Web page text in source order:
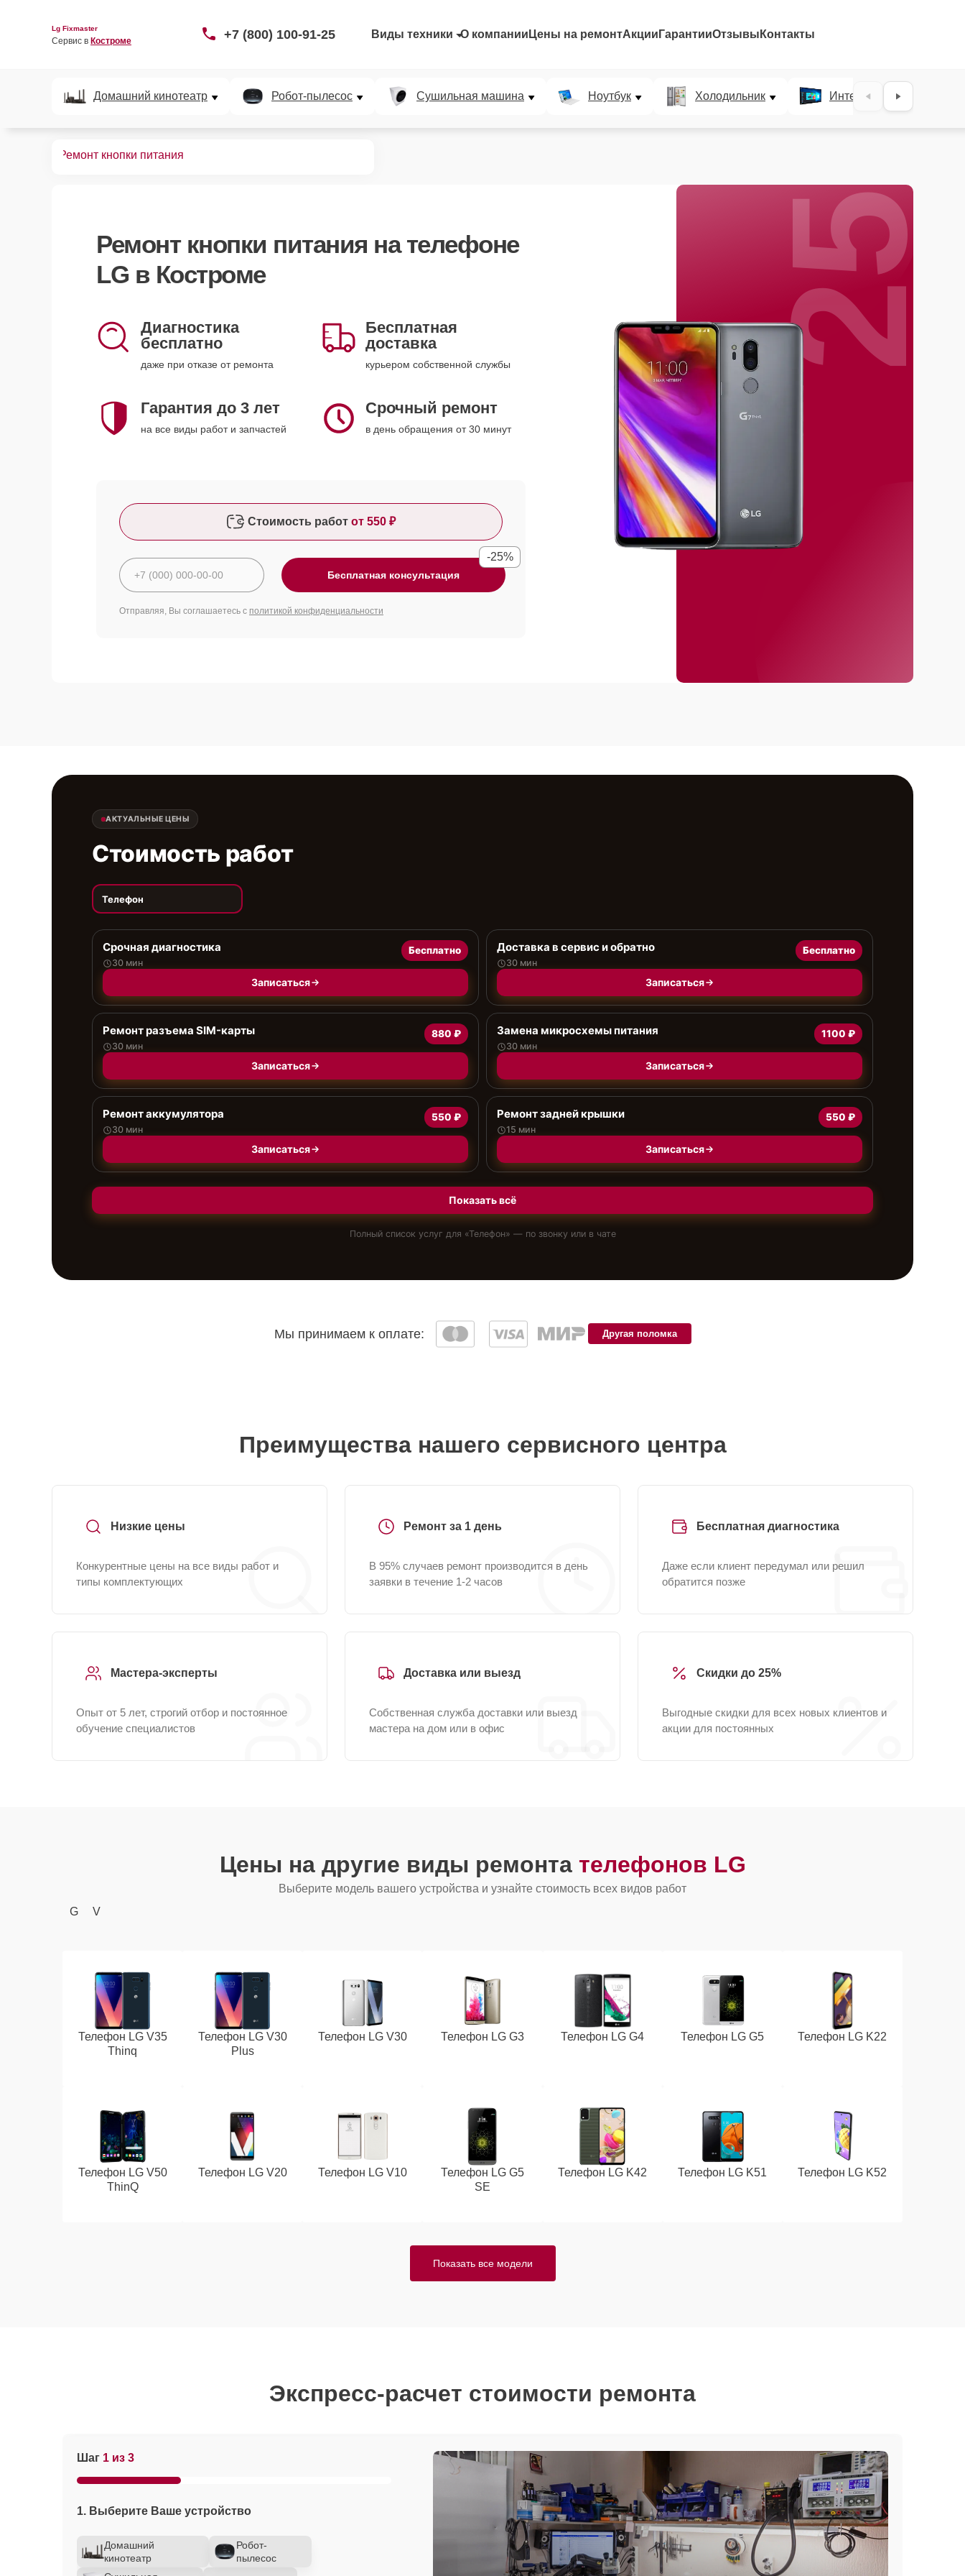
Lg Fixmaster
Сервис в Костроме +7 (800) 100-91-25 Виды техники О компании Цены на ремонтАкции ГарантииОтзывы Контакты
Домашний кинотеатр Робот-пылесос Сушильная машина Ноутбук Холодильник Интерактивные панели
Ремонт кнопки питания
Ремонт кнопки питания на телефоне
LG в Костроме
Диагностика
бесплатно
даже при отказе от ремонта
Бесплатная
доставка
курьером собственной службы
Гарантия до 3 лет
на все виды работ и запчастей
Срочный ремонт
в день обращения от 30 минут
Стоимость работ от 550 ₽
Бесплатная консультация
-25%
Отправляя, Вы соглашаетесь с политикой конфиденциальности
25%
АКТУАЛЬНЫЕ ЦЕНЫ
Стоимость работ
Телефон
Срочная диагностика
30 мин
Бесплатно
Записаться
Доставка в сервис и обратно
30 мин
Бесплатно
Записаться
Ремонт разъема SIM-карты
30 мин
880 ₽
Записаться
Замена микросхемы питания
30 мин
1100 ₽
Записаться
Ремонт аккумулятора
30 мин
550 ₽
Записаться
Ремонт задней крышки
15 мин
550 ₽
Записаться
Показать всё
Полный список услуг для «Телефон» — по звонку или в чате
Мы принимаем к оплате: Другая поломка
Преимущества нашего сервисного центра
Низкие цены
Конкурентные цены на все виды работ и
типы комплектующих
Ремонт за 1 день
В 95% случаев ремонт производится в день
заявки в течение 1-2 часов
Бесплатная диагностика
Даже если клиент передумал или решил
обратится позже
Мастера-эксперты
Опыт от 5 лет, строгий отбор и постоянное
обучение специалистов
Доставка или выезд
Собственная служба доставки или выезд
мастера на дом или в офис
Скидки до 25%
Выгодные скидки для всех новых клиентов и
акции для постоянных
Цены на другие виды ремонта телефонов LG
Выберите модель вашего устройства и узнайте стоимость всех видов работ
G
V
Телефон LG V35
Thinq
Телефон LG V30
Plus
Телефон LG V30 Телефон LG G3 Телефон LG G4 Телефон LG G5 Телефон LG K22
Телефон LG V50
ThinQ
Телефон LG V20 Телефон LG V10
Телефон LG G5
SE
Телефон LG K42 Телефон LG K51 Телефон LG K52
Показать все модели
Экспресс-расчет стоимости ремонта
Шаг 1 из 3
1. Выберите Ваше устройство
Домашний
кинотеатр
Робот-
пылесос